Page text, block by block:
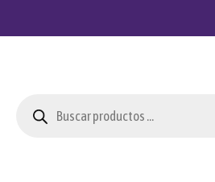
productos